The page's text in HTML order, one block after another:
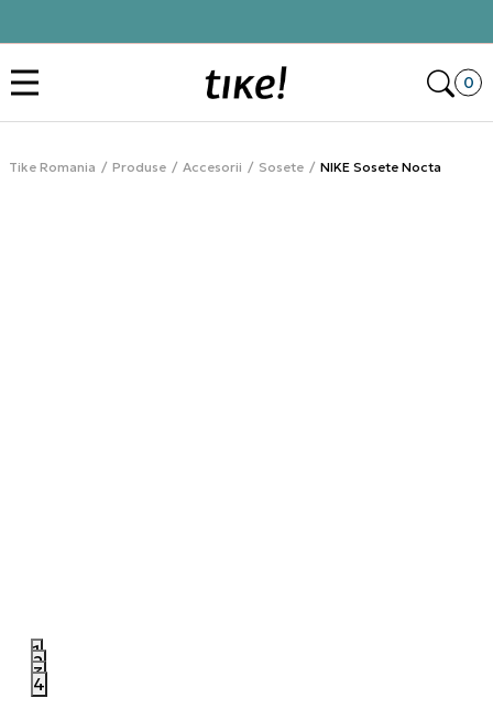
0
Tike Romania Produse Accesorii Sosete NIKE Sosete Nocta
1
2
3
4